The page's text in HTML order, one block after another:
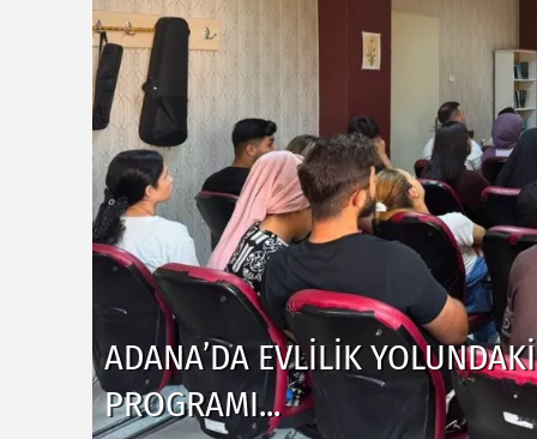
ADANA'DA KIZININ TERLIĞINI
GÖLÜNE GIREN KIŞI